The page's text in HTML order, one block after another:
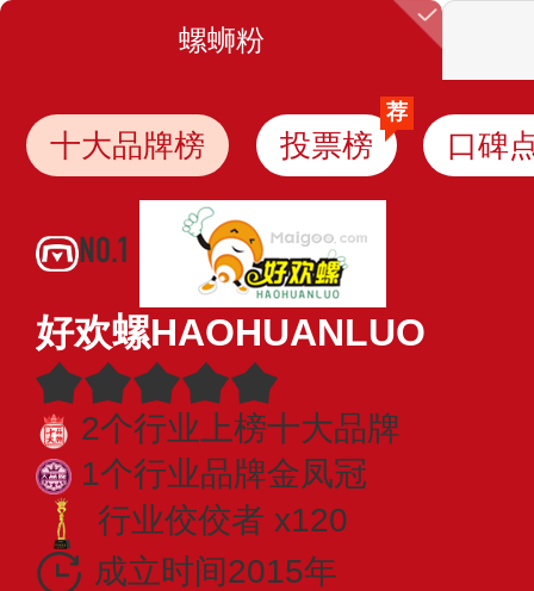
螺蛳粉
十大品牌榜 投票榜
荐
口碑
NO.1
好欢螺HAOHUANLUO
2个行业上榜十大品牌
1个行业品牌金凤冠
行业佼佼者 x120
成立时间2015年